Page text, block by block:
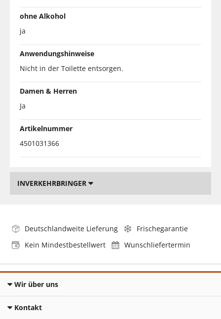
ohne Alkohol
ja
Anwendungshinweise
Nicht in der Toilette entsorgen.
Damen & Herren
Ja
Artikelnummer
4501031366
INVERKEHRBRINGER
Deutschlandweite Lieferung
Frischegarantie
Kein Mindestbestellwert
Wunschliefertermin
Wir über uns
Kontakt